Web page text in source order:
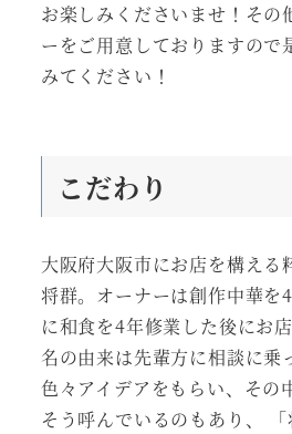
お楽しみくださいませ！その
ーをご用意しておりますので
みてください！
こだわり
大阪府大阪市にお店を構える
将群。オーナーは創作中華を
に和食を4年修業した後にお
名の由来は先輩方に相談に乗
色々アイデアをもらい、その
そう呼んでいるのもあり、